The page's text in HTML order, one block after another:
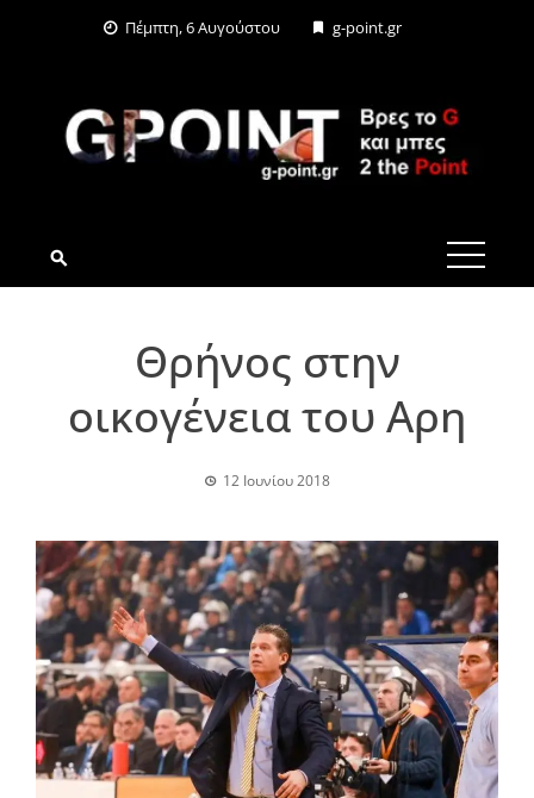
Πέμπτη, 6 Αυγούστου g-point.gr
G-POINT.GR
Θρήνος στην
οικογένεια του Αρη
12 Ιουνίου 2018